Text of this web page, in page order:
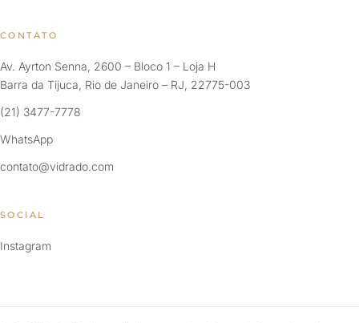
CONTATO
Av. Ayrton Senna, 2600 – Bloco 1 – Loja H
Barra da Tijuca, Rio de Janeiro – RJ, 22775-003
(21) 3477-7778
WhatsApp
contato@vidrado.com
SOCIAL
Instagram